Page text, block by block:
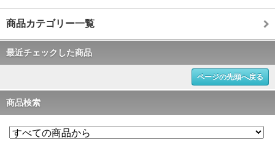
商品カテゴリー一覧
最近チェックした商品
ページの先頭へ戻る
商品検索